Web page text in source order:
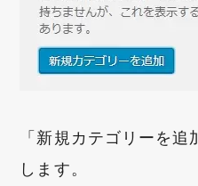
「新規カテゴリーを
します。